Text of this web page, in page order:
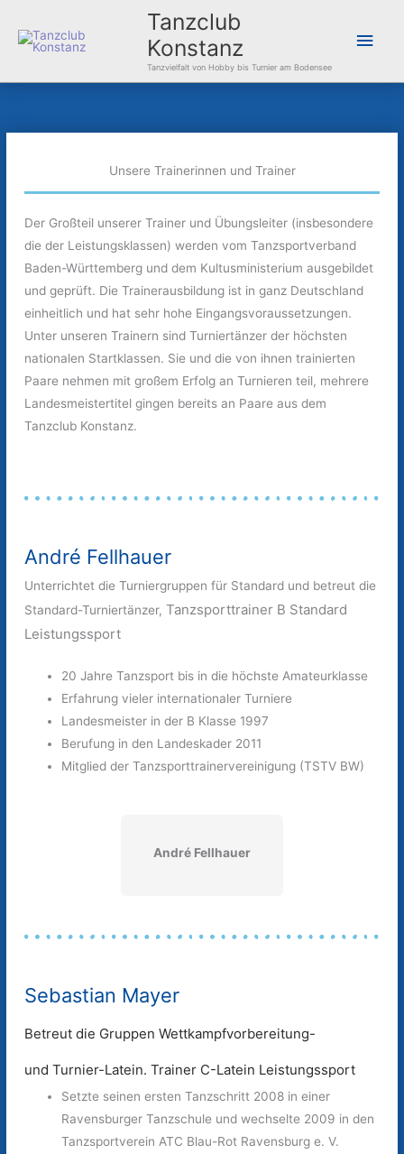
Inhalt
springen
Tanzclub
Konstanz
Tanzvielfalt von Hobby bis Turnier am Bodensee
Unsere Trainerinnen und Trainer
Der Großteil unserer Trainer und Übungsleiter (insbesondere
die der Leistungsklassen) werden vom Tanzsportverband
Baden-Württemberg und dem Kultusministerium ausgebildet
und geprüft. Die Trainerausbildung ist in ganz Deutschland
einheitlich und hat sehr hohe Eingangsvoraussetzungen.
Unter unseren Trainern sind Turniertänzer der höchsten
nationalen Startklassen. Sie und die von ihnen trainierten
Paare nehmen mit großem Erfolg an Turnieren teil, mehrere
Landesmeistertitel gingen bereits an Paare aus dem
Tanzclub Konstanz.
André Fellhauer
Unterrichtet die Turniergruppen für Standard und betreut die
Standard-Turniertänzer,Tanzsporttrainer B Standard
Leistungssport
20 Jahre Tanzsport bis in die höchste Amateurklasse
Erfahrung vieler internationaler Turniere
Landesmeister in der B Klasse 1997
Berufung in den Landeskader 2011
Mitglied der Tanzsporttrainervereinigung (TSTV BW)
André Fellhauer
Sebastian Mayer
Betreut die Gruppen Wettkampfvorbereitung-
und Turnier-Latein. Trainer C-Latein Leistungssport
Setzte seinen ersten Tanzschritt 2008 in einer
Ravensburger Tanzschule und wechselte 2009 in den
Tanzsportverein ATC Blau-Rot Ravensburg e. V.